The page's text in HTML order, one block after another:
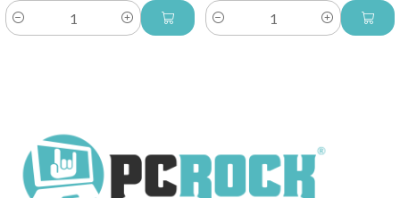
Cantidad Cantidad